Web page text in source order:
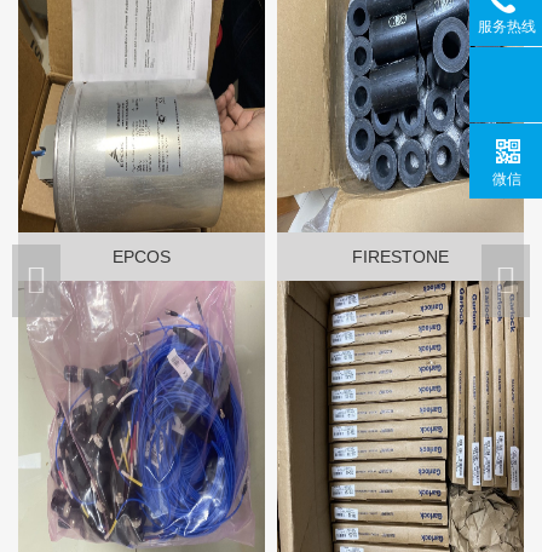
EPCOS FIRESTONE
服务热线
微信